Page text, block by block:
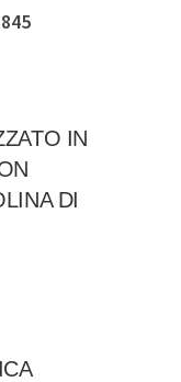
IN
DI